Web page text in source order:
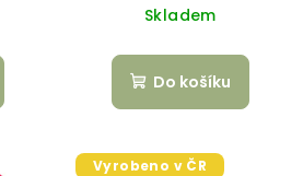
Skladem
Do košíku
Vyrobeno v ČR